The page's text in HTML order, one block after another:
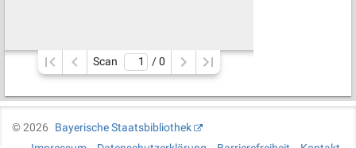
Scan / 0
©2026
Bayerische Staatsbibliothek